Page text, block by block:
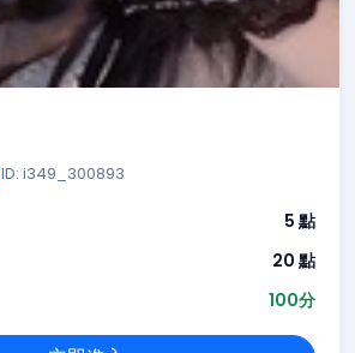
ID: i349_300893
5 點
20 點
100分